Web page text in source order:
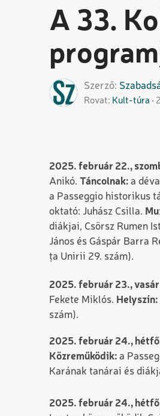
A 33.
Szerző
Rovat Kult-túra
2025. február 22.,
Anikó. Táncolnak: a
a Passeggio historikus
oktató: Juhász Csilla.
diákjai, Csörsz Rumen
János és Gáspár Barra
ța Unirii 29. szám).
2025. február 23.,
Fekete Miklós. Helyszín:
szám).
2025. február 24.,
Közreműködik: a
Karának tanárai és
2025. február 24.,